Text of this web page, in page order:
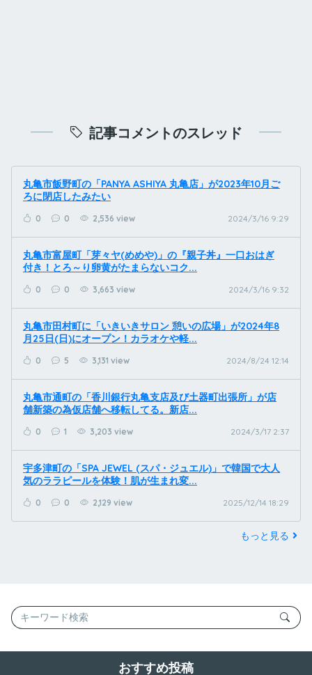
記事コメントのスレッド
丸亀市飯野町の「PANYA ASHIYA 丸亀店」が2023年10月ご
ろに閉店したみたい
0 0 2,536 view 2024/3/16 9:29
丸亀市富屋町「芽々ヤ(めめや)」の『親子丼』一口おはぎ
付き！とろ～り卵黄がたまらないコク...
0 0 3,663 view 2024/3/16 9:32
丸亀市田村町に「いきいきサロン 憩いの広場」が2024年8
月25日(日)にオープン！カラオケや軽...
0 5 3,131 view 2024/8/24 12:14
丸亀市通町の「香川銀行丸亀支店及び土器町出張所」が店
舗新築の為仮店舗へ移転してる。新店...
0 1 3,203 view 2024/3/17 2:37
宇多津町の「SPA JEWEL (スパ・ジュエル)」で韓国で大人
気のララピールを体験！肌が生まれ変...
0 0 2,129 view 2025/12/14 18:29
もっと見る
おすすめ投稿